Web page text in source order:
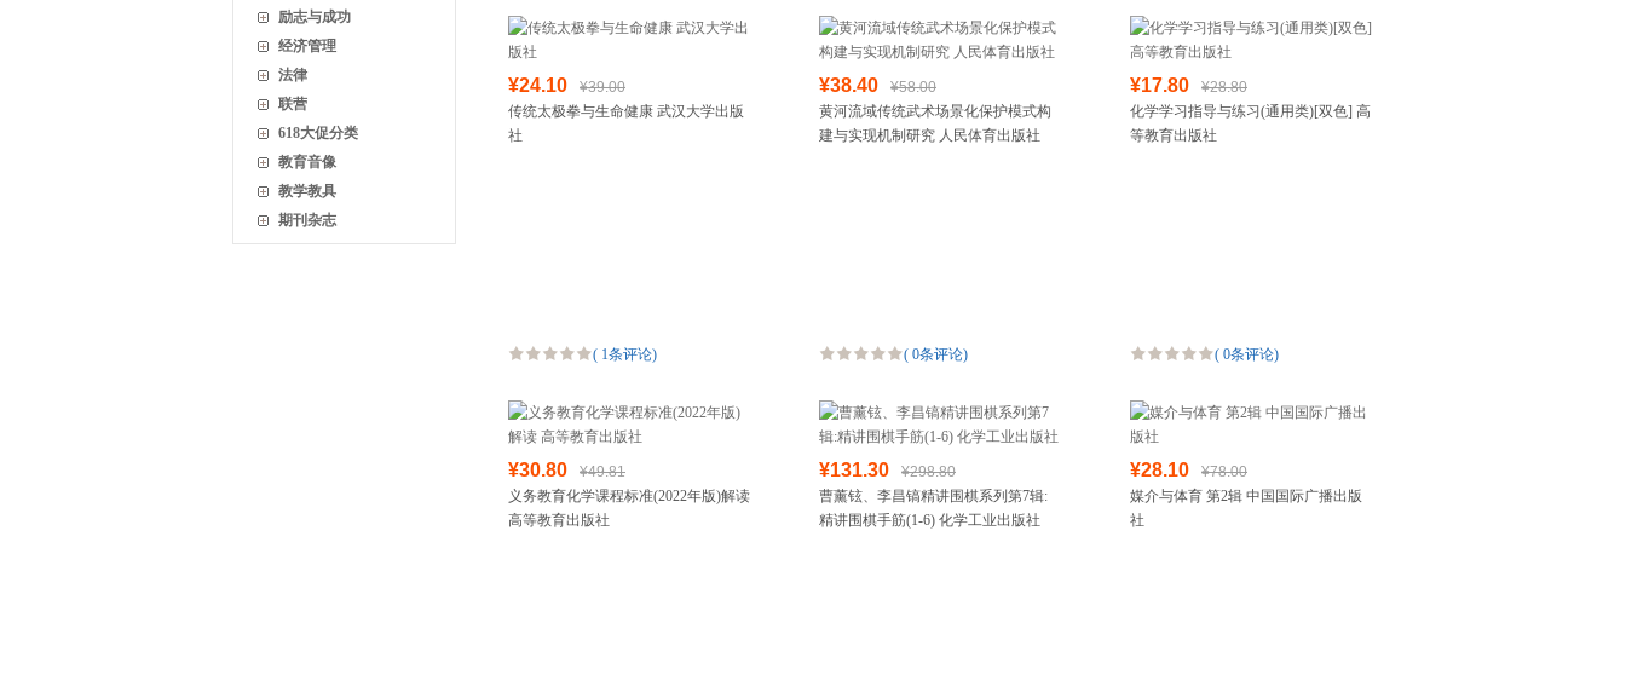
励志与成功
经济管理
法律
联营
618大促分类
教育音像
教学教具
期刊杂志
¥24.10
¥39.00
传统太极拳与生命健康 武汉大学出版
社
( 1条评论)
¥38.40
¥58.00
黄河流域传统武术场景化保护模式构
建与实现机制研究 人民体育出版社
( 0条评论)
¥17.80
¥28.80
化学学习指导与练习(通用类)[双色] 高
等教育出版社
( 0条评论)
¥30.80
¥49.81
义务教育化学课程标准(2022年版)解读
高等教育出版社
¥131.30
¥298.80
曹薰铉、李昌镐精讲围棋系列第7辑:
精讲围棋手筋(1-6) 化学工业出版社
¥28.10
¥78.00
媒介与体育 第2辑 中国国际广播出版
社